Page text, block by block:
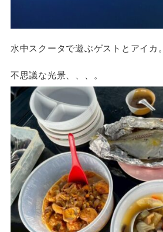
水中スクータで遊ぶゲストとアイカ。
不思議な光景、、、。